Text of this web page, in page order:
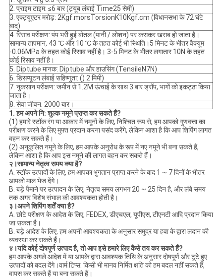
2. प्राइम टाइम: ≤6 बार (ट्यूब लंबाई Time25 सेमी)
3. एक्ट्यूएटर मरोड़: 2Kgf.morsTorsionK10Kgf.cm (विधानसभा के 72 घंटे
बाद)
4. रिसाव परीक्षण: पंप भरी हुई बोतल (पानी / लोशन) पर कसकर खराब हो जाता है।
सामान्य तापमान, 43 ℃ और 10 ℃ के तहत कोई भी स्थिति।5 मिनट के भीतर वैक्यूम
-0.06MPa के तहत कोई रिसाव नहीं है। 3-5 मिनट के भीतर लगातार 10N के तहत
कोई रिसाव नहीं है।
5. Diptube मानक: Diptube और हाउसिंग (TensileN7N)
6. डिसप्यूटन लंबाई सहिष्णुता: () 2 मिमी)
7. नुकसान परीक्षण: जमीन से 1.2M ऊंचाई के साथ 3 बार ड्रॉप, भागों को इकट्ठा किया
जाता है।
8. सेवा जीवन: 2000 बार।
1. हम अपने नि: शुल्क नमूने प्राप्त कर सकते हैं?
(1) हमारे स्टॉक रंग या आकार में नमूनों के लिए, निश्चित रूप से, हम आपको गुणवत्ता का
परीक्षण करने के लिए मुफ़्त प्रदान करना पसंद करेंगे, लेकिन आशा है कि आप शिपिंग लागत
वहन कर सकते हैं।
(2) अनुकूलित नमूने के लिए, हम आपके अनुरोध के रूप में नए नमूने भी बना सकते हैं,
लेकिन आशा है कि आप इस नमूने की लागत वहन कर सकते हैं।
२।सामान्य नेतृत्व समय क्या है?
A. स्टॉक उत्पादों के लिए, हम आपका भुगतान प्राप्त करने के बाद 1 ~ 7 दिनों के भीतर
आपको माल भेज देंगे।
B. बड़े पैमाने पर उत्पादन के लिए, नेतृत्व समय लगभग 20 ~ 25 दिन है, और लंबे समय
तक अगर विशेष संभाल की आवश्यकता होती है।
३।अपने शिपिंग शर्तें क्या है?
A. छोटे परीक्षण के आदेश के लिए, FEDEX, डीएचएल, यूपीएस, टीएनटी आदि प्रदान किया
जा सकता है।
B. बड़े आदेश के लिए, हम अपनी आवश्यकता के अनुसार समुद्र या हवा के द्वारा लदान की
व्यवस्था कर सकते हैं।
४।यदि कोई दोषपूर्ण उत्पाद है, तो आप इसे हमारे लिए कैसे तय कर सकते हैं?
हम आपके अगले आदेश में या आपके द्वारा आवश्यक तिथि के अनुसार दोषपूर्ण और टूटे हुए
उत्पादों को बदल देंगे।वार्म टिप्स: किसी भी मानव निर्मित क्षति को हम बदल नहीं सकते हैं,
वापस कर सकते हैं या बना सकते हैं।